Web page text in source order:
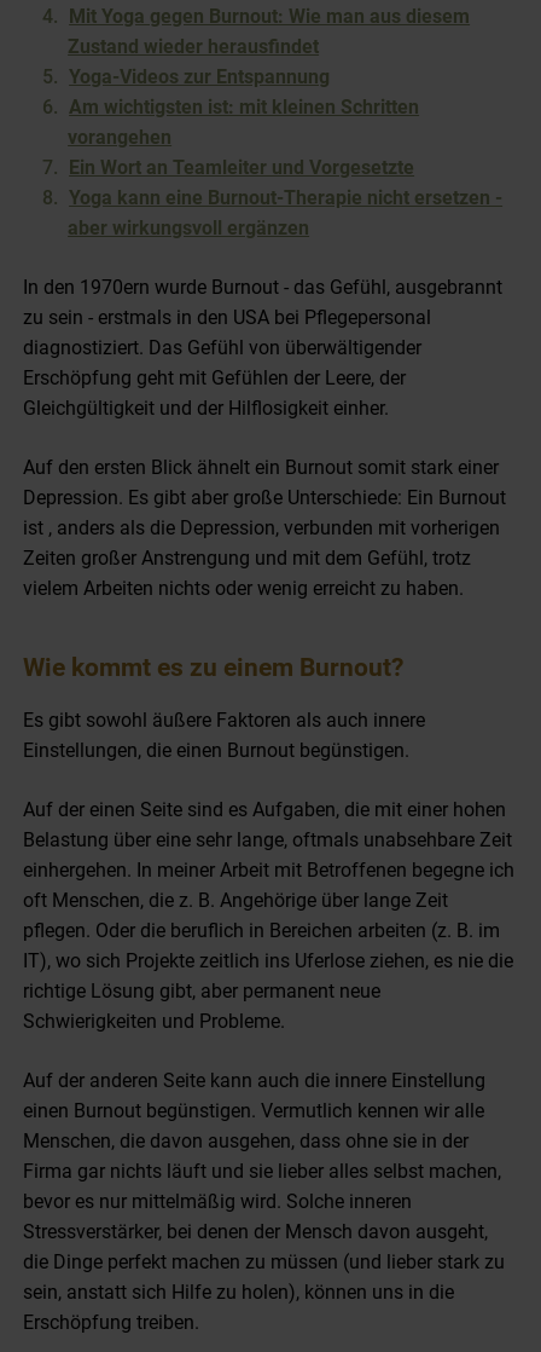
Mit Yoga gegen Burnout: Wie man aus diesem
Zustand wieder herausfindet
Yoga-Videos zur Entspannung
Am wichtigsten ist: mit kleinen Schritten
vorangehen
Ein Wort an Teamleiter und Vorgesetzte
Yoga kann eine Burnout-Therapie nicht ersetzen -
aber wirkungsvoll ergänzen
In den 1970ern wurde Burnout - das Gefühl, ausgebrannt
zu sein - erstmals in den USA bei Pflegepersonal
diagnostiziert. Das Gefühl von überwältigender
Erschöpfung geht mit Gefühlen der Leere, der
Gleichgültigkeit und der Hilflosigkeit einher.
Auf den ersten Blick ähnelt ein Burnout somit stark einer
Depression. Es gibt aber große Unterschiede: Ein Burnout
ist , anders als die Depression, verbunden mit vorherigen
Zeiten großer Anstrengung und mit dem Gefühl, trotz
vielem Arbeiten nichts oder wenig erreicht zu haben.
Wie kommt es zu einem Burnout?
Es gibt sowohl äußere Faktoren als auch innere
Einstellungen, die einen Burnout begünstigen.
Auf der einen Seite sind es Aufgaben, die mit einer hohen
Belastung über eine sehr lange, oftmals unabsehbare Zeit
einhergehen. In meiner Arbeit mit Betroffenen begegne ich
oft Menschen, die z. B. Angehörige über lange Zeit
pflegen. Oder die beruflich in Bereichen arbeiten (z. B. im
IT), wo sich Projekte zeitlich ins Uferlose ziehen, es nie die
richtige Lösung gibt, aber permanent neue
Schwierigkeiten und Probleme.
Auf der anderen Seite kann auch die innere Einstellung
einen Burnout begünstigen. Vermutlich kennen wir alle
Menschen, die davon ausgehen, dass ohne sie in der
Firma gar nichts läuft und sie lieber alles selbst machen,
bevor es nur mittelmäßig wird. Solche inneren
Stressverstärker, bei denen der Mensch davon ausgeht,
die Dinge perfekt machen zu müssen (und lieber stark zu
sein, anstatt sich Hilfe zu holen), können uns in die
Erschöpfung treiben.